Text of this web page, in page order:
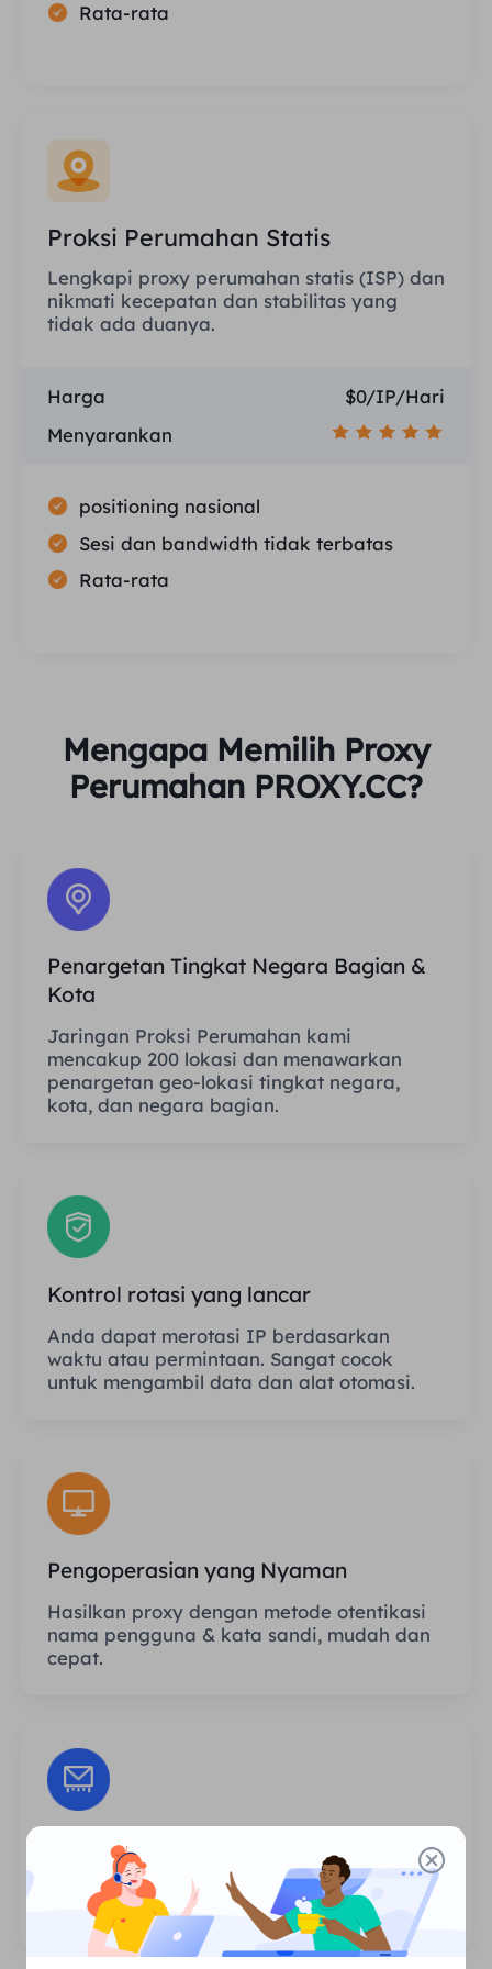
Rata-rata
Proksi Perumahan Statis
Lengkapi proxy perumahan statis (ISP) dan
nikmati kecepatan dan stabilitas yang
tidak ada duanya.
Harga
$0/IP/Hari
Menyarankan
positioning nasional
Sesi dan bandwidth tidak terbatas
Rata-rata
Mengapa Memilih Proxy
Perumahan PROXY.CC?
Penargetan Tingkat Negara Bagian &
Kota
Jaringan Proksi Perumahan kami
mencakup 200 lokasi dan menawarkan
penargetan geo-lokasi tingkat negara,
kota, dan negara bagian.
Kontrol rotasi yang lancar
Anda dapat merotasi IP berdasarkan
waktu atau permintaan. Sangat cocok
untuk mengambil data dan alat otomasi.
Pengoperasian yang Nyaman
Hasilkan proxy dengan metode otentikasi
nama pengguna & kata sandi, mudah dan
cepat.
Sesi Tanpa Batas
Tidak ada batasan jumlah penggunaan
atau frekuensi pemanggilan proxy.